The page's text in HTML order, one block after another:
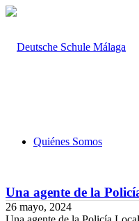
Quiénes Somos
Una agente de la
26 mayo, 2024